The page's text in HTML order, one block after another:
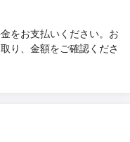
をお支払いください。お
り、金額をご確認くださ